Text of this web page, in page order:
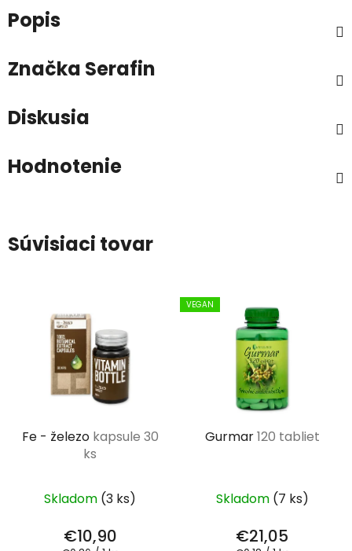
Popis
Značka Serafin
Diskusia
Hodnotenie
Súvisiaci tovar
Fe - železo kapsule 30
ks
Skladom (3 ks)
€10,90
VEGAN
Gurmar120 tabliet
Skladom (7 ks)
€21,05